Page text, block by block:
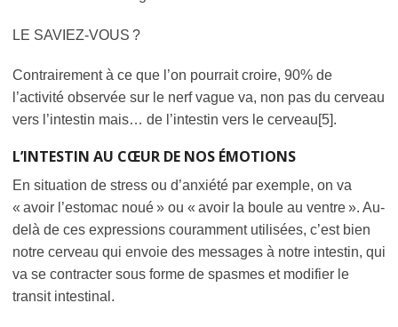
LE SAVIEZ-VOUS ?
Contrairement à ce que l’on pourrait croire, 90% de
l’activité observée sur le nerf vague va, non pas du cerveau
vers l’intestin mais… de l’intestin vers le cerveau[5].
L’INTESTIN AU CŒUR DE NOS ÉMOTIONS
En situation de stress ou d’anxiété par exemple, on va
« avoir l’estomac noué » ou « avoir la boule au ventre ». Au-
delà de ces expressions couramment utilisées, c’est bien
notre cerveau qui envoie des messages à notre intestin, qui
va se contracter sous forme de spasmes et modifier le
transit intestinal.